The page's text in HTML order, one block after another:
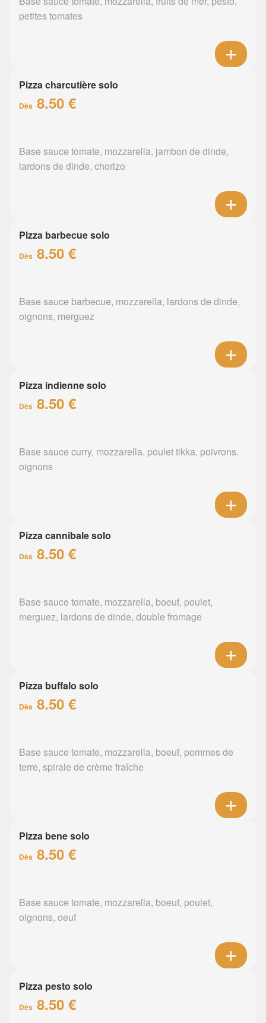
petites tomates
Pizza charcutière solo
Dès 8.50 €
Base sauce tomate, mozzarella, jambon de dinde,
lardons de dinde, chorizo
Pizza barbecue solo
Dès 8.50 €
Base sauce barbecue, mozzarella, lardons de dinde,
oignons, merguez
Pizza indienne solo
Dès 8.50 €
Base sauce curry, mozzarella, poulet tikka, poivrons,
oignons
Pizza cannibale solo
Dès 8.50 €
Base sauce tomate, mozzarella, boeuf, poulet,
merguez, lardons de dinde, double fromage
Pizza buffalo solo
Dès 8.50 €
Base sauce tomate, mozzarella, boeuf, pommes de
terre, spirale de crème fraîche
Pizza bene solo
Dès 8.50 €
Base sauce tomate, mozzarella, boeuf, poulet,
oignons, oeuf
Pizza pesto solo
Dès 8.50 €